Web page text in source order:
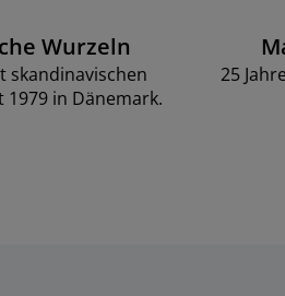
Wurzeln
skandinavischen
in Dänemark.
25